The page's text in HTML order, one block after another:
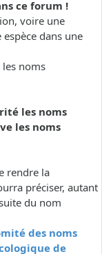
ce forum !
voire une
dans une
noms
les noms
les noms
rendre la
préciser, autant
du nom
des noms
de